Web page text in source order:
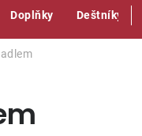
Doplňky Deštníky